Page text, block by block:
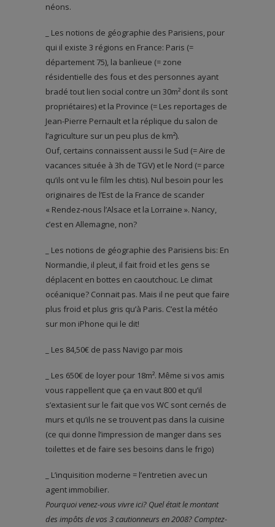
néons.
_ Les notions de géographie des Parisiens, pour
qui il existe 3 régions en France: Paris (=
département 75), la banlieue (= zone
résidentielle des fous et des personnes ayant
bradé tout lien social contre un 30m² dont ils sont
propriétaires) et la Province (= Les reportages de
Jean-Pierre Pernault et la réplique du salon de
l’agriculture sur un peu plus de km²).
Ouf, certains connaissent aussi le Sud (= Aire de
vacances située à 3h de TGV) et le Nord (= parce
qu’ils ont vu le film les chtis). Nul besoin pour les
originaires de l’Est de la France de scander
« Rendez-nous l’Alsace et la Lorraine ». Nancy,
c’est en Allemagne, non?
_ Les notions de géographie des Parisiens bis: En
Normandie, il pleut, il fait froid et les gens se
déplacent en bottes en caoutchouc. Le climat
océanique? Connait pas. Mais il ne peut que faire
plus froid et plus gris qu’à Paris. C’est la météo
sur mon iPhone qui le dit!
_ Les 84,50€ de pass Navigo par mois
_ Les 650€ de loyer pour 18m². Même si vos amis
vous rappellent que ça en vaut 800 et qu’il
s’extasient sur le fait que vos WC sont cernés de
murs et qu’ils ne se trouvent pas dans la cuisine
(ce qui donne l’impression de manger dans ses
toilettes et de faire ses besoins dans le frigo)
_ L’inquisition moderne = l’entretien avec un
agent immobilier.
Pourquoi venez-vous vivre ici? Quel était le montant
des impôts de vos 3 cautionneurs en 2008? Comptez-